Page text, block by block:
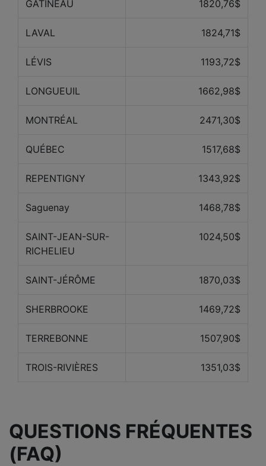
GATINEAU 1820,76$
LAVAL 1824,71$
LÉVIS 1193,72$
LONGUEUIL 1662,98$
MONTRÉAL 2471,30$
QUÉBEC 1517,68$
REPENTIGNY 1343,92$
Saguenay 1468,78$
SAINT-JEAN-SUR-
RICHELIEU
1024,50$
SAINT-JÉRÔME 1870,03$
SHERBROOKE 1469,72$
TERREBONNE 1507,90$
TROIS-RIVIÈRES 1351,03$
QUESTIONS FRÉQUENTES
(FAQ)